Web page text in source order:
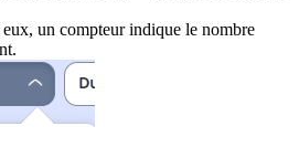
un compteur indique le nombre